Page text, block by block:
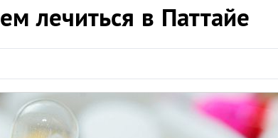
лечиться в Паттайе